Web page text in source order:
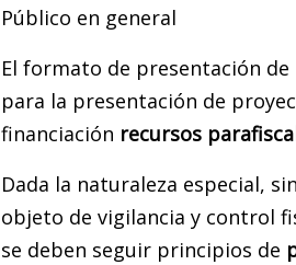
Público en general
El formato de presentación
para la presentación de
financiación recursos
Dada la naturaleza especial,
objeto de vigilancia y control
se deben seguir principios de